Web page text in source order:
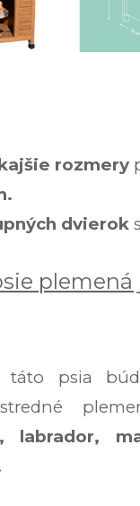
rozmery
dvierok
plemená
táto psia
labrador,